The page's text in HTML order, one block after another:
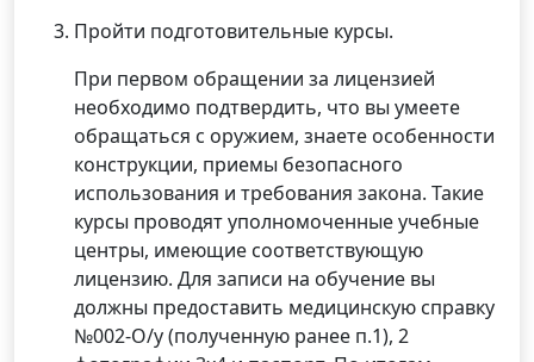
Пройти подготовительные курсы.
При первом обращении за лицензией
необходимо подтвердить, что вы умеете
обращаться с оружием, знаете особенности
конструкции, приемы безопасного
использования и требования закона. Такие
курсы проводят уполномоченные учебные
центры, имеющие соответствующую
лицензию. Для записи на обучение вы
должны предоставить медицинскую справку
№002-О/у (полученную ранее п.1), 2